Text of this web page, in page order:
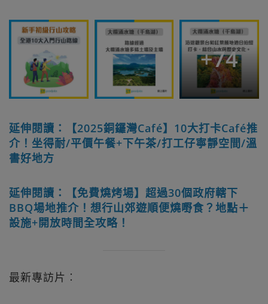
+74
延伸閱讀：【2025銅鑼灣Café】10大打卡Café推
介！坐得耐/平價午餐+下午茶/打工仔寧靜空間/溫
書好地方
延伸閱讀：【免費燒烤場】超過30個政府轄下
BBQ場地推介！想行山郊遊順便燒嘢食？地點＋
設施+開放時間全攻略！
最新專訪片︰